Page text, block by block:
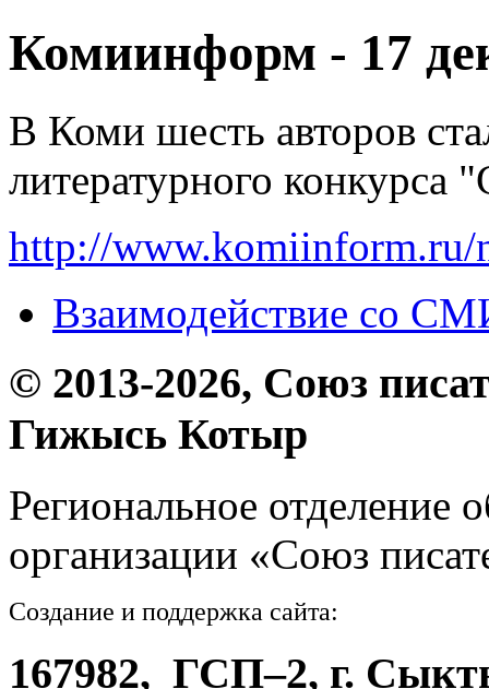
Комиинформ - 17
В Коми шесть авторов
литературного конкурса
http://www.komiinform.ru/
Взаимодействие со
© 2013-2026, Союз
Гижысь Котыр
Региональное отделение
организации «Союз
Создание и поддержка сайта:
167982, ГСП–2, г.